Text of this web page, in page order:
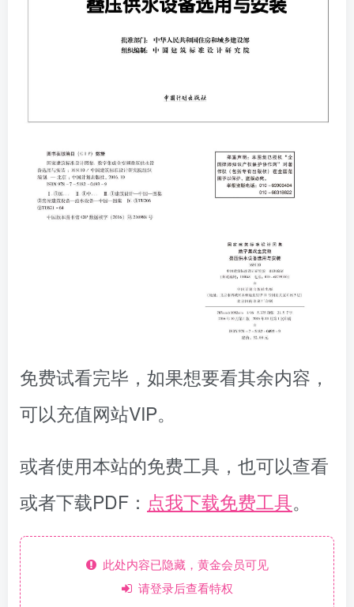
免费试看完毕，如果想要看其余内容，
可以充值网站VIP。
或者使用本站的免费工具，也可以查看
或者下载PDF： 点我下载免费工具。
此处内容已隐藏，黄金会员可见
请登录后查看特权